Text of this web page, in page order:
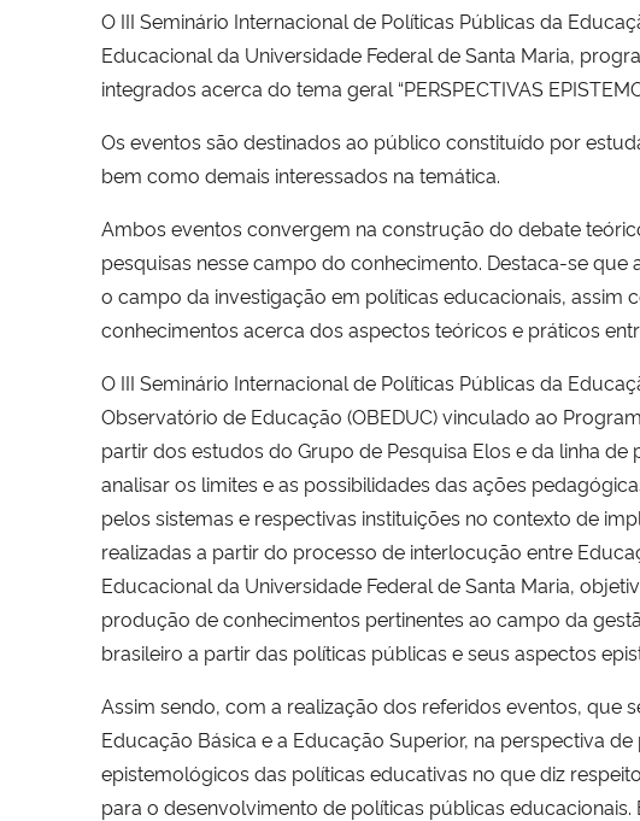
O III Seminário Internacional de Políticas Públicas da
Educacional da Universidade Federal de Santa Maria,
integrados acerca do tema geral “PERSPECTIVAS
Os eventos são destinados ao público constituído por
bem como demais interessados na temática.
Ambos eventos convergem na construção do debate
pesquisas nesse campo do conhecimento. Destaca-se
o campo da investigação em políticas educacionais,
conhecimentos acerca dos aspectos teóricos e práticos
O III Seminário Internacional de Políticas Públicas da
Observatório de Educação (OBEDUC) vinculado ao
partir dos estudos do Grupo de Pesquisa Elos e da linha
analisar os limites e as possibilidades das ações
pelos sistemas e respectivas instituições no contexto de
realizadas a partir do processo de interlocução entre
Educacional da Universidade Federal de Santa Maria,
produção de conhecimentos pertinentes ao campo da
brasileiro a partir das políticas públicas e seus aspectos
Assim sendo, com a realização dos referidos eventos,
Educação Básica e a Educação Superior, na perspectiva
epistemológicos das políticas educativas no que diz
para o desenvolvimento de políticas públicas